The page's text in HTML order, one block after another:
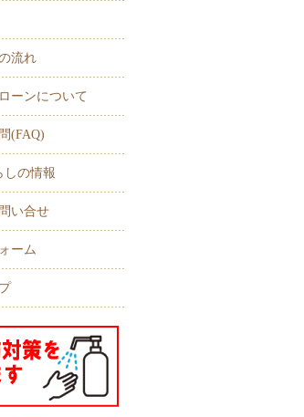
流れ
ーンについて
(FAQ)
しの情報
い合せ
ーム